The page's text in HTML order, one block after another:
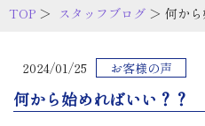
TOP ＞ スタッフブログ ＞ 何か
2024/01/25 お客様の声
何から始めればいい？？